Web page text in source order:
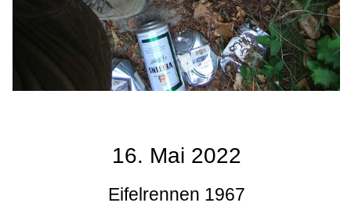
16. Mai 2022
Eifelrennen 1967